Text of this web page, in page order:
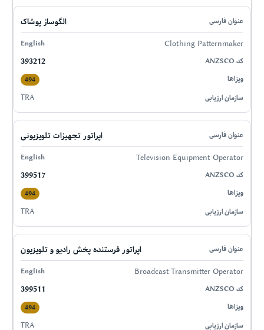
الگوساز پوشاک
Clothing Patternmaker
393212
494
TRA
اپراتور تجهیزات تلویزیونی
Television Equipment Operator
399517
494
TRA
اپراتور فرستنده پخش رادیو و تلویزیون
Broadcast Transmitter Operator
399511
494
TRA